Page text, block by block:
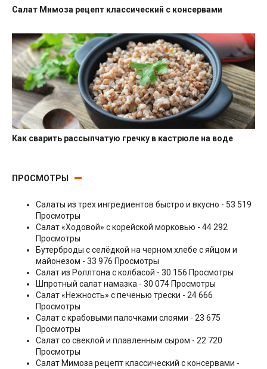
Салат Мимоза рецепт классический с консервами
Как сварить рассыпчатую гречку в кастрюле на воде
ПРОСМОТРЫ
Салаты из трех ингредиентов быстро и вкусно - 53 519
Просмотры
Салат «Ходовой» с корейской морковью - 44 292
Просмотры
Бутерброды с селёдкой на черном хлебе с яйцом и
майонезом - 33 976 Просмотры
Салат из Роллтона с колбасой - 30 156 Просмотры
Шпротный салат намазка - 30 074 Просмотры
Салат «Нежность» с печенью трески - 24 666
Просмотры
Салат с крабовыми палочками слоями - 23 675
Просмотры
Салат со свеклой и плавленным сыром - 22 720
Просмотры
Салат Мимоза рецепт классический с консервами -